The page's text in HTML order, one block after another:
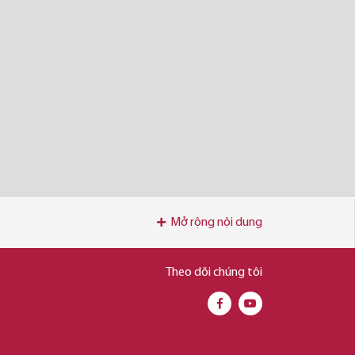
Mở rộng nội dung
Theo dõi chúng tôi